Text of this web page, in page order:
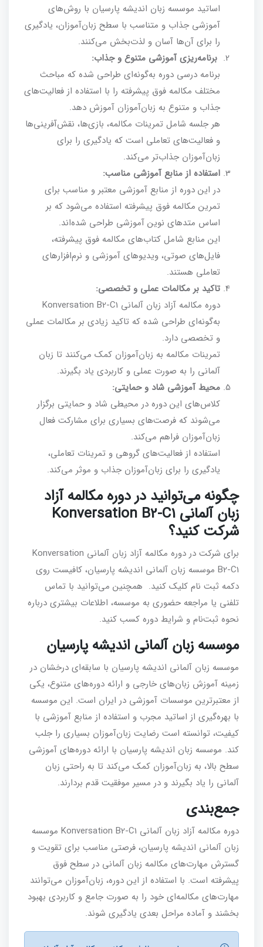
اساتید موسسه زبان اندیشه پارسیان با روش‌های
آموزشی جذاب و متناسب با سطح زبان‌آموزان، یادگیری
را برای آن‌ها آسان و لذت‌بخش می‌کنند.
برنامه‌ریزی آموزشی متنوع و جذاب:
برنامه درسی دوره به‌گونه‌ای طراحی شده که مباحث
مختلف مکالمه فوق پیشرفته را با استفاده از فعالیت‌های
جذاب و متنوع به زبان‌آموزان آموزش دهد.
هر جلسه شامل تمرینات مکالمه، بازی‌ها، نقش‌آفرینی‌ها
و فعالیت‌های تعاملی است که یادگیری را برای
زبان‌آموزان جذاب‌تر می‌کند.
استفاده از منابع آموزشی مناسب:
در این دوره از منابع آموزشی معتبر و مناسب برای
تمرین مکالمه فوق پیشرفته استفاده می‌شود که بر
اساس متدهای نوین آموزشی طراحی شده‌اند.
این منابع شامل کتاب‌های مکالمه فوق پیشرفته،
فایل‌های صوتی، ویدیوهای آموزشی و نرم‌افزارهای
تعاملی هستند.
تاکید بر مکالمات عملی و تخصصی:
دوره مکالمه آزاد زبان آلمانی Konversation B2-C1
به‌گونه‌ای طراحی شده که تاکید زیادی بر مکالمات عملی
و تخصصی دارد.
تمرینات مکالمه به زبان‌آموزان کمک می‌کنند تا زبان
آلمانی را به صورت عملی و کاربردی یاد بگیرند.
محیط آموزشی شاد و حمایتی:
کلاس‌های این دوره در محیطی شاد و حمایتی برگزار
می‌شوند که فرصت‌های بسیاری برای مشارکت فعال
زبان‌آموزان فراهم می‌کند.
استفاده از فعالیت‌های گروهی و تمرینات تعاملی،
یادگیری را برای زبان‌آموزان جذاب و موثر می‌کند.
چگونه می‌توانید در دوره مکالمه آزاد
زبان آلمانی Konversation B2-C1
شرکت کنید؟
برای شرکت در دوره مکالمه آزاد زبان آلمانی Konversation
B2-C1 موسسه زبان آلمانی اندیشه پارسیان، کافیست روی
دکمه ثبت نام کلیک کنید. همچنین می‌توانید با تماس
تلفنی یا مراجعه حضوری به موسسه، اطلاعات بیشتری درباره
نحوه ثبت‌نام و شرایط دوره کسب کنید.
موسسه زبان آلمانی اندیشه پارسیان
موسسه زبان آلمانی اندیشه پارسیان با سابقه‌ای درخشان در
زمینه آموزش زبان‌های خارجی و ارائه دوره‌های متنوع، یکی
از معتبرترین موسسات آموزشی در ایران است. این موسسه
با بهره‌گیری از اساتید مجرب و استفاده از منابع آموزشی با
کیفیت، توانسته است رضایت زبان‌آموزان بسیاری را جلب
کند. موسسه زبان اندیشه پارسیان با ارائه دوره‌های آموزشی
سطح بالا، به زبان‌آموزان کمک می‌کند تا به راحتی زبان
آلمانی را یاد بگیرند و در مسیر موفقیت قدم بردارند.
جمع‌بندی
دوره مکالمه آزاد زبان آلمانی Konversation B2-C1 موسسه
زبان آلمانی اندیشه پارسیان، فرصتی مناسب برای تقویت و
گسترش مهارت‌های مکالمه زبان آلمانی در سطح فوق
پیشرفته است. با استفاده از این دوره، زبان‌آموزان می‌توانند
مهارت‌های مکالمه‌ای خود را به صورت جامع و کاربردی بهبود
بخشند و آماده مراحل بعدی یادگیری شوند.